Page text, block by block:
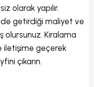
olarak yapılır.
getirdiği maliyet ve
olursunuz. Kiralama
iletişime geçerek
çıkarın.